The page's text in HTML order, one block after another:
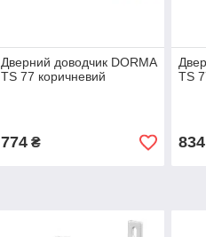
Дверний доводчик DORMA
TS 77 коричневий
774₴
TS
834